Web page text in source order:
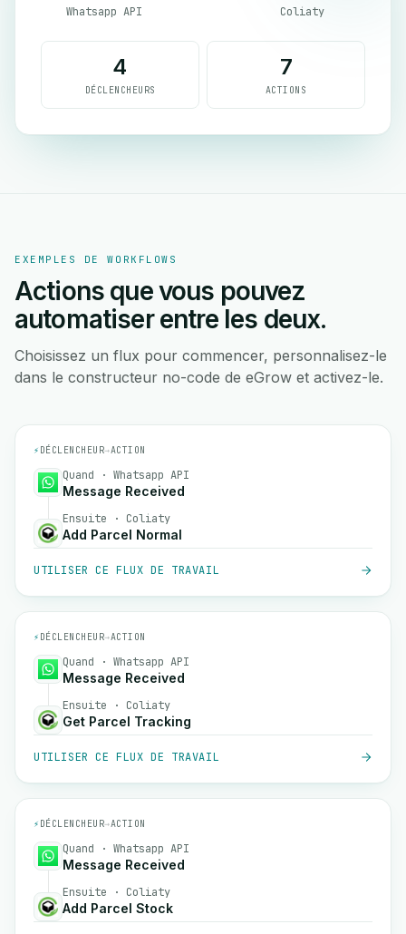
Whatsapp API Coliaty
4
DÉCLENCHEURS
7
ACTIONS
EXEMPLES DE WORKFLOWS
Actions que vous pouvez
automatiser entre les deux.
Choisissez un flux pour commencer, personnalisez-le
dans le constructeur no-code de eGrow et activez-le.
⚡ DÉCLENCHEUR→ACTION
Quand · Whatsapp API
Message Received
Ensuite · Coliaty
Add Parcel Normal
UTILISER CE FLUX DE TRAVAIL
⚡ DÉCLENCHEUR→ACTION
Quand · Whatsapp API
Message Received
Ensuite · Coliaty
Get Parcel Tracking
UTILISER CE FLUX DE TRAVAIL
⚡ DÉCLENCHEUR→ACTION
Quand · Whatsapp API
Message Received
Ensuite · Coliaty
Add Parcel Stock